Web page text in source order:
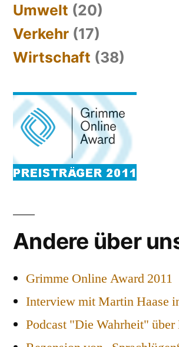
Umwelt (20)
Verkehr (17)
Wirtschaft (38)
Andere über
Grimme Online Award 2011
Interview mit Martin Haase
Podcast "Die Wahrheit" über